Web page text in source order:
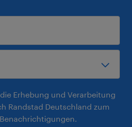
Erhebung und Verarbeitung
Randstad Deutschland zum